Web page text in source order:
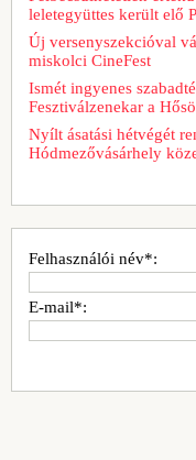
leletegyüttes került elő
Új versenyszekcióval
miskolci CineFest
Ismét ingyenes
Fesztiválzenekar a
Nyílt ásatási hétvégét
Hódmezővásárhely
Felhasználói név*:
E-mail*: